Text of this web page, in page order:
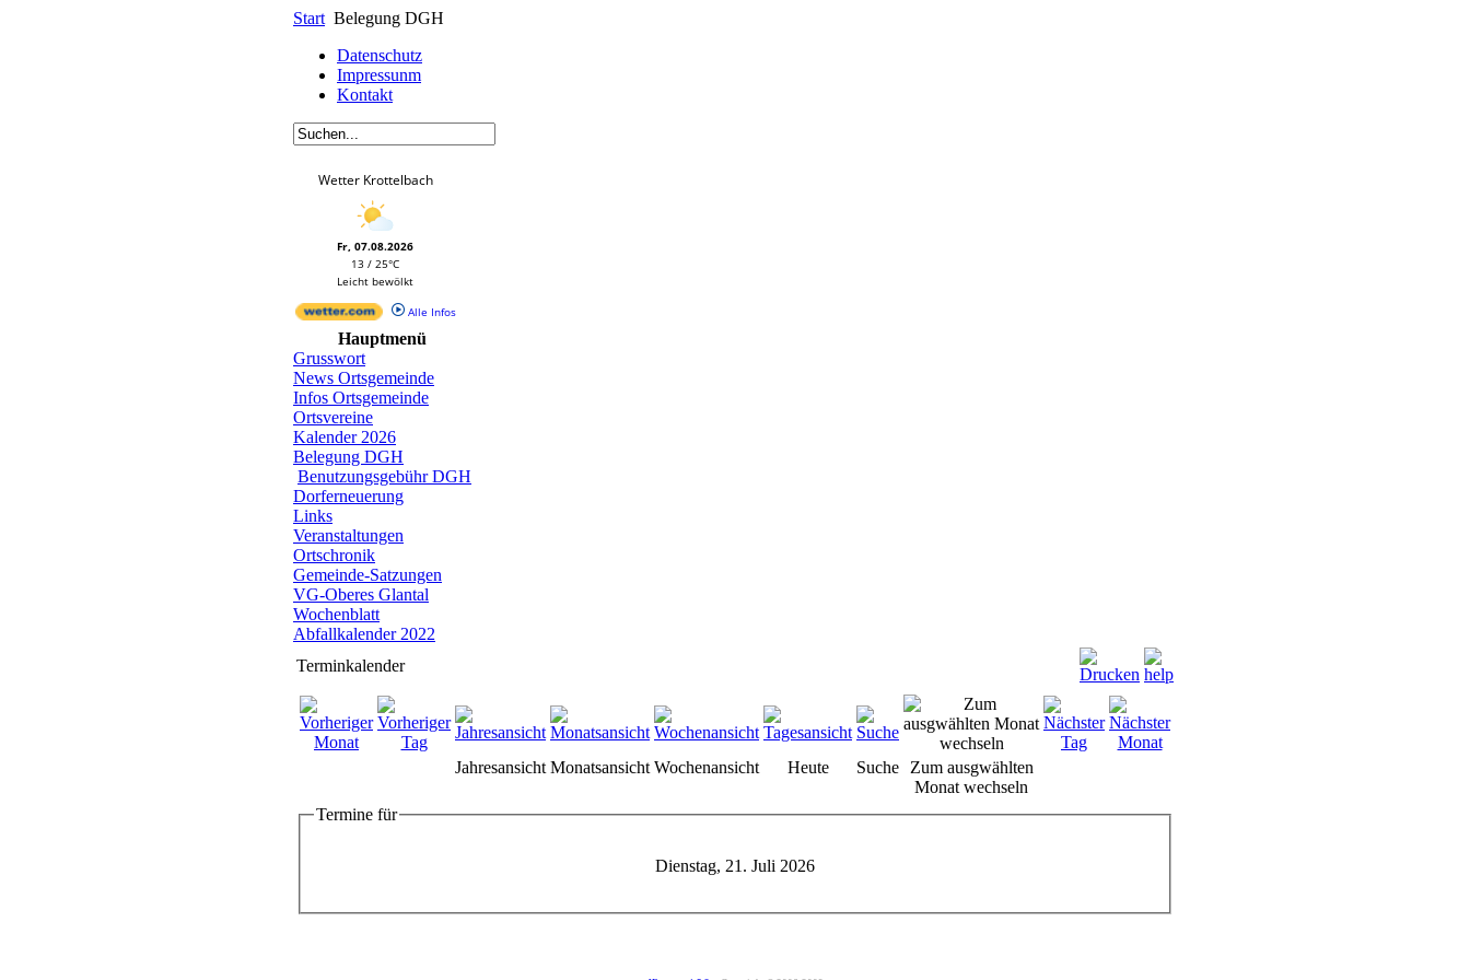
Start Belegung DGH
Datenschutz
Impressunm
Kontakt
Wetter Krottelbach
Fr, 07.08.2026
13 / 25°C
Leicht bewölkt
Alle Infos
Hauptmenü
Grusswort
News Ortsgemeinde
Infos Ortsgemeinde
Ortsvereine
Kalender 2026
Belegung DGH
Benutzungsgebühr DGH
Dorferneuerung
Links
Veranstaltungen
Ortschronik
Gemeinde-Satzungen
VG-Oberes Glantal
Wochenblatt
Abfallkalender 2022
Terminkalender
Jahresansicht Monatsansicht Wochenansicht Heute Suche
Zum ausgwählten
Monat wechseln
Termine für
Dienstag, 21. Juli 2026